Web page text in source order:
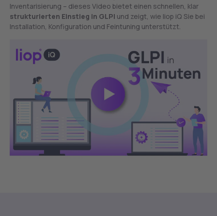
Inventarisierung – dieses Video bietet einen schnellen, klar
strukturierten Einstieg in GLPI und zeigt, wie liop iQ Sie bei
Installation, Konfiguration und Feintuning unterstützt.